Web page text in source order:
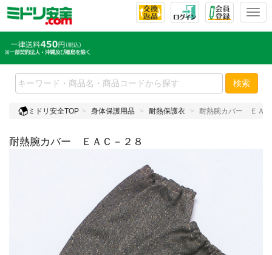
T
l
e
n
v
検索
ミドリ安全TOP 身体保護用品 耐熱保護衣 耐熱腕カバー ＥＡ
耐熱腕カバー ＥＡＣ－２８